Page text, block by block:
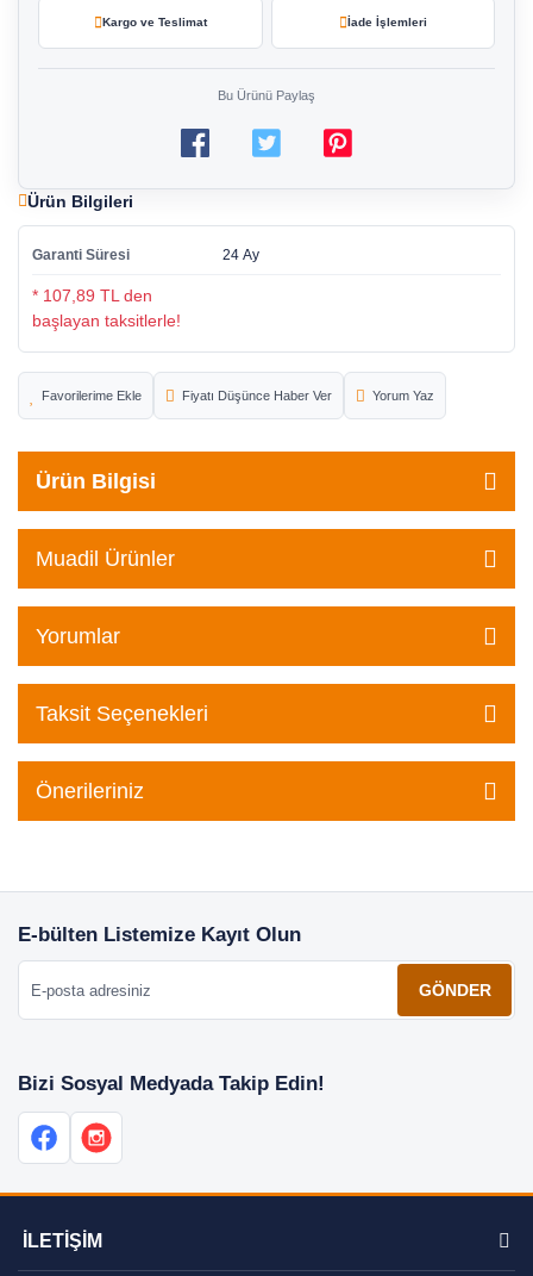
Ürün Bilgileri
Garanti Süresi 24 Ay
* 107,89 TL den
başlayan taksitlerle!
Fiyatı Düşünce Haber Ver Yorum Yaz
Kargo ve Teslimat İade İşlemleri
Bu Ürünü Paylaş
Ürün Bilgisi
Muadil Ürünler
Yorumlar
Taksit Seçenekleri
Önerileriniz
E-bülten Listemize Kayıt Olun
GÖNDER
Bizi Sosyal Medyada Takip Edin!
İLETİŞİM